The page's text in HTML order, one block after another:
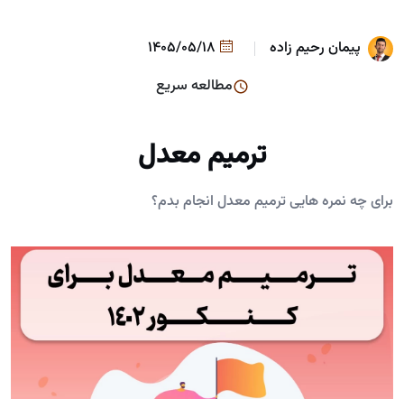
پیمان رحیم زاده
مطالعه سریع
ترمیم معدل
برای چه نمره هایی ترمیم معدل انجام بدم؟